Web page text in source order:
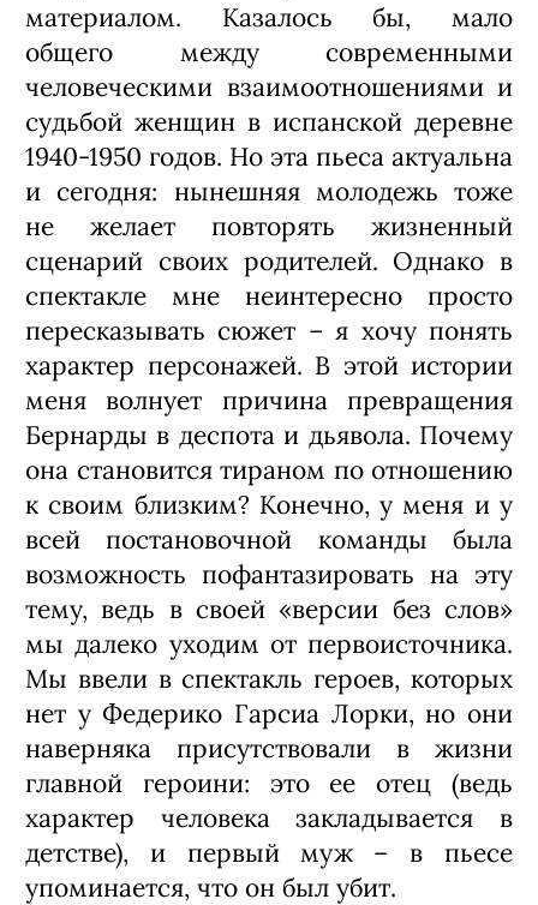
материалом. Казалось бы, мало
общего между современными
человеческими взаимоотношениями и
судьбой женщин в испанской деревне
1940-1950 годов. Но эта пьеса актуальна
и сегодня: нынешняя молодежь тоже
не желает повторять жизненный
сценарий своих родителей. Однако в
спектакле мне неинтересно просто
пересказывать сюжет – я хочу понять
характер персонажей. В этой истории
меня волнует причина превращения
Бернарды в деспота и дьявола. Почему
она становится тираном по отношению
к своим близким? Конечно, у меня и у
всей постановочной команды была
возможность пофантазировать на эту
тему, ведь в своей «версии без слов»
мы далеко уходим от первоисточника.
Мы ввели в спектакль героев, которых
нет у Федерико Гарсиа Лорки, но они
наверняка присутствовали в жизни
главной героини: это ее отец (ведь
характер человека закладывается в
детстве), и первый муж – в пьесе
упоминается, что он был убит.